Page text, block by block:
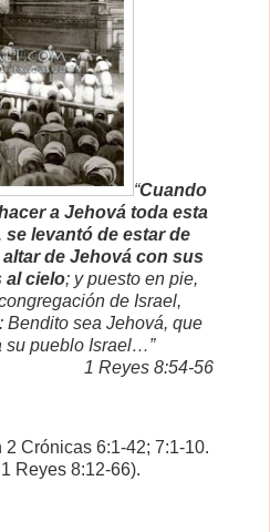
“Cuando
a Jehová toda esta
, se levantó de estar de
de Jehová con sus
al cielo; y puesto en pie,
de Israel,
Bendito sea Jehová, que
su pueblo Israel…”
1 Reyes 8:54-56
Crónicas 6:1-42; 7:1-10.
Reyes 8:12-66).